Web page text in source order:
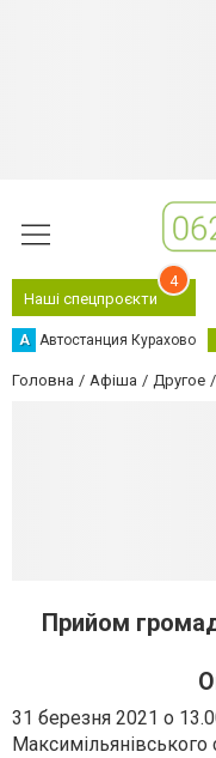
Наші спецпроєкти
4
А Автостанция Курахово
Головна Афіша Другое
Прийом
31 березня 2021 о
Максимільянівського